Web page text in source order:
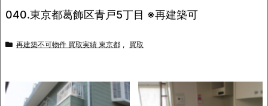
040.東京都葛飾区青戸5丁目 ※再建築可
再建築不可物件 買取実績 東京都 , 買取